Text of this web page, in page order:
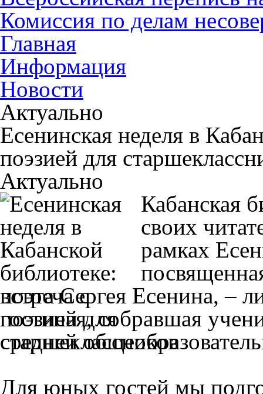
Комиссия по делам
Главная
Информация
Новости
Актуально
Есенинская неделя в
поэзией для
Актуально
Кабанская
своих
рамках
поэта Сергея Есенина, –
гостиная, собравшая
средней
Для юных гостей мы